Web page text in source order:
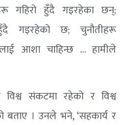
गहिरो हुँदै गइरहेका छन्;
गइरहेको छ; चुनौतीहरू
आशा चाहिन्छ … हामीले
विश्व संकटमा रहेको र विश्व
बताए । उनले भने, ‘सहकार्य र